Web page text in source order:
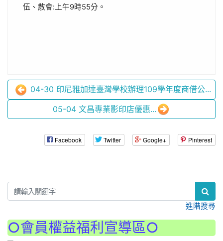
伍、散會:上午9時55分。
04-30 印尼雅加達臺灣學校辦理109學年度商借公...
05-04 文昌專業影印店優惠...
Facebook Twitter Google+ Pinterest
進階搜尋
○會員權益福利宣導區○